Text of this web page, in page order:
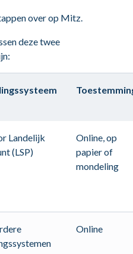
over op Mitz.
deze twee
Landelijk
(LSP)
Online, op
papier of
mondeling
Online